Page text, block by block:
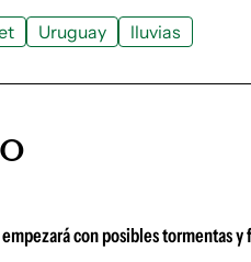
Uruguay lluvias
con posibles tormentas y